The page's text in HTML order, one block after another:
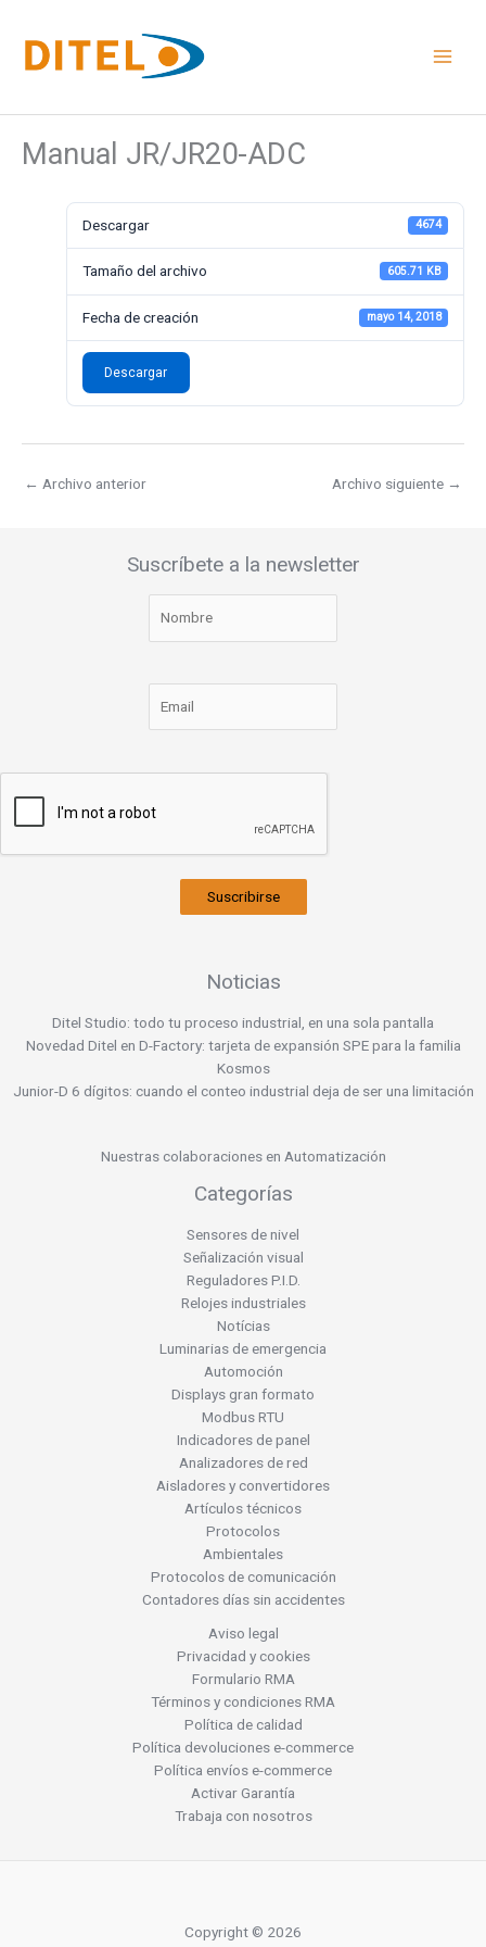
contenido
Manual JR/JR20-ADC
Descargar 4674
Tamaño del archivo 605.71 KB
Fecha de creación mayo 14, 2018
Descargar
← Archivo anterior Archivo siguiente →
Suscríbete a la newsletter
Suscribirse
Noticias
Ditel Studio: todo tu proceso industrial, en una sola pantalla
Novedad Ditel en D-Factory: tarjeta de expansión SPE para la familia
Kosmos
Junior-D 6 dígitos: cuando el conteo industrial deja de ser una limitación
Nuestras colaboraciones en Automatización
Categorías
Sensores de nivel
Señalización visual
Reguladores P.I.D.
Relojes industriales
Notícias
Luminarias de emergencia
Automoción
Displays gran formato
Modbus RTU
Indicadores de panel
Analizadores de red
Aisladores y convertidores
Artículos técnicos
Protocolos
Ambientales
Protocolos de comunicación
Contadores días sin accidentes
Aviso legal
Privacidad y cookies
Formulario RMA
Términos y condiciones RMA
Política de calidad
Política devoluciones e-commerce
Política envíos e-commerce
Activar Garantía
Trabaja con nosotros
Copyright © 2026